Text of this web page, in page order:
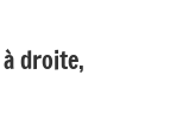
droite,